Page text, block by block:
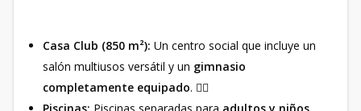
Casa Club (850 m²): Un centro social que incluye un
salón multiusos versátil y un gimnasio
completamente equipado. 🏋️‍♂️